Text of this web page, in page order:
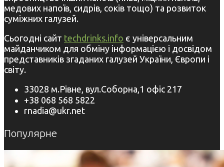
медових напоїв, сидрів, соків тощо) та розвиток
суміжних галузей.
Сьогодні сайт techdrinks.info є універсальним
майданчиком для обміну інформацією і досвідом
представників згаданих галузей України, Європи і
світу.
33028 м.Рівне, вул.Соборна,1 офіс 217
+38 068 568 5822
rnadia@ukr.net
Популярне